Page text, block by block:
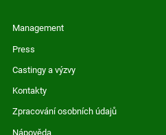
Management
Press
Castingy a výzvy
Kontakty
Zpracování osobních údajů
Nápověda